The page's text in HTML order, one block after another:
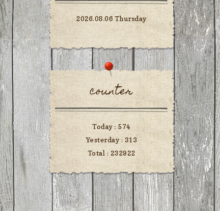
2026.08.06 Thursday
counter
Today : 574
Yesterday : 313
Total : 232922